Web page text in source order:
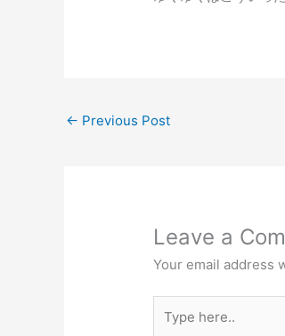
← Previous Post
Leave a
Your email address
here..